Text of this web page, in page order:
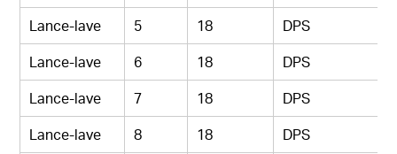
Lance-lave
5 18
DPS
Lance-lave
6 18
DPS
Lance-lave
7 18
DPS
Lance-lave
8 18
DPS